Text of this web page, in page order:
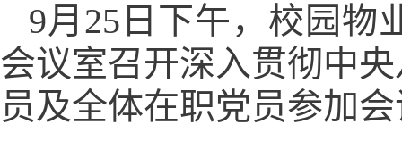
9月25日下午，校园物
会议室召开深入贯彻中
员及全体在职党员参加